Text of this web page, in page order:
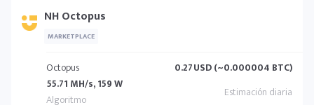
NH Octopus
MARKETPLACE
Octopus
55.71 MH/s, 159 W
0.27USD (~0.000004 BTC)